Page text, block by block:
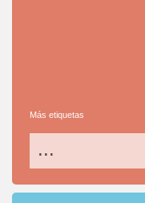
Más etiquetas
...